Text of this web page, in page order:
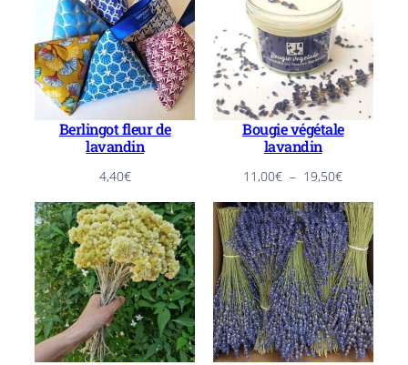
Berlingot fleur de
lavandin
4,40€
Bougie végétale
lavandin
11,00€ – 19,50€Plage
prix :
11,00€
à
19,50€